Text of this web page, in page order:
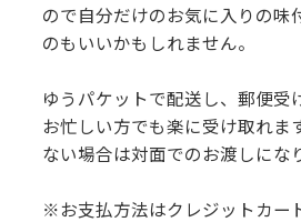
ので自分だけのお気に入りの味
のもいいかもしれません。
ゆうパケットで配送し、郵便受
お忙しい方でも楽に受け取れま
ない場合は対面でのお渡しにな
※お支払方法はクレジットカー